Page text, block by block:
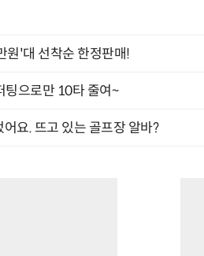
'대 선착순 한정판매!
으로만 10타 줄여~
요. 뜨고 있는 골프장 알바?